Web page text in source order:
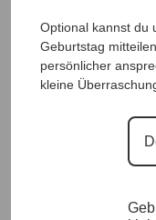
DesignerKleid
Sofort für dich
Optional kannst du
Geburtstag
persönlicher
kleine